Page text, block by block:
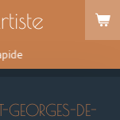
GEORGES-DE-